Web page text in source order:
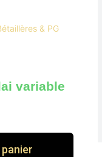
& PG
variable